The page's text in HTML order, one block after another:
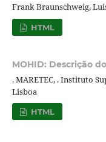
Frank Braunschweig,
HTML
MOHID: Descrição
. MARETEC, . Instituto
Lisboa
HTML